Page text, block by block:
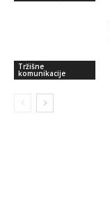
Tržišne
komunikacije